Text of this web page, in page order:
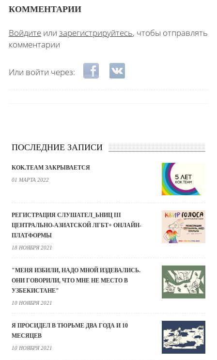
КОММЕНТАРИИ
Войдите или зарегистрируйтесь, чтобы отправлять
комментарии
Или войти через: Login with Facebook
Login with ВКонтакте
ПОСЛЕДНИЕ ЗАПИСИ
KOK.TEAM ЗАКРЫВАЕТСЯ
01 МАРТА 2022
РЕГИСТРАЦИЯ СЛУШАТЕЛ_ЬНИЦ III
ЦЕНТРАЛЬНО-АЗИАТСКОЙ ЛГБТ+ ОНЛАЙН-
ПЛАТФОРМЫ
18 НОЯБРЯ 2021
"МЕНЯ ИЗБИЛИ, НАДО МНОЙ ИЗДЕВАЛИСЬ.
ОНИ ГОВОРИЛИ, ЧТО МНЕ НЕ МЕСТО В
УЗБЕКИСТАНЕ"
10 НОЯБРЯ 2021
Я ПРОСИДЕЛ В ТЮРЬМЕ ДВА ГОДА И 10
МЕСЯЦЕВ
10 НОЯБРЯ 2021